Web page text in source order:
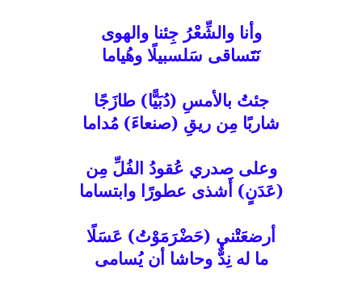
وأنا والشِّعْرُ جِئنا والهوى
نَتَساقى سَلسبيلًا وهُياما
جئتُ بالأمسِ (دُبَيًّا) طازَجًا
شاربًا مِن ريقِ (صنعاءَ) مُداما
وعلى صدري عُقودُ الفُلِّ مِن
(عَدَنٍ) أَشذى عطورًا وابتساما
أرضعَتْني (حَضْرَمَوْتُ) عَسَلًا
ما له نِدٌّ وحاشا أن يُسامى